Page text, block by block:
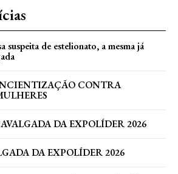
suspeita de estelionato, a mesma já
CONTRA
DA EXPOLÍDER 2026
DA EXPOLÍDER 2026